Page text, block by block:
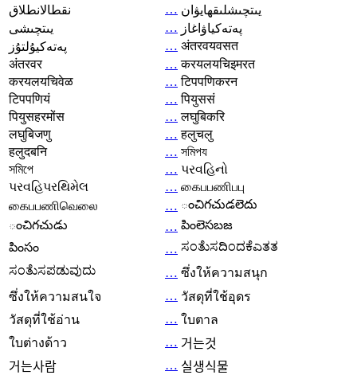
نقطالانطلاق
… يىتچىشلىقھايۋان
يىتچىشى
… پەتەكياۋاغاز
پەتەكيۇلتۇز
… अंतरवयवसत
अंतरवर
… करयलयचिइमरत
करयलयचिवेळ
… टिपपणिकरन
टिपपणियं
… पियुससं
पियुसहरमोंस
… लघुबिकरि
लघुबिजणु
… हलुचलु
हलुदबनि
… সমিপয
সমিপে
… પરવહિનો
પરવહિપરથિમેલ
… கைபபணிபபு
கைபபணிவெலை
… ంచిగచుడలెదు
ంచిగచుడు
… పింలెసబజ
పింసం
… ಸಂತೆುಸದಿಂದಕೆಎತತ
ಸಂತೆುಸಪಡುವುದು
… ซึ่งให้ความสนุก
ซึ่งให้ความสนใจ
… วัสดุที่ใช้อุดร
วัสดุที่ใช้อ่าน
… ใบตาล
ใบต่างด้าว
… 거는것
거는사람
… 실생식물